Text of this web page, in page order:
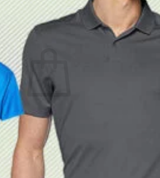
sản phẩm trong giỏ hàng.
trở lại cửa hàng